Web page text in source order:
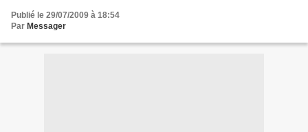
Publié le 29/07/2009 à 18:54
Par Messager